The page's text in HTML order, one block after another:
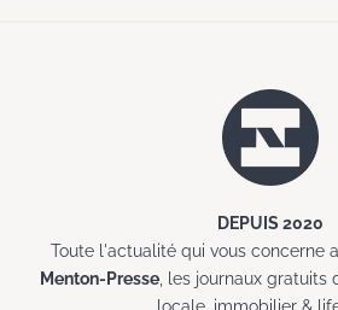
DEPUIS 2020
Toute l'actualité qui vous concerne
Menton-Presse, les journaux gratuits